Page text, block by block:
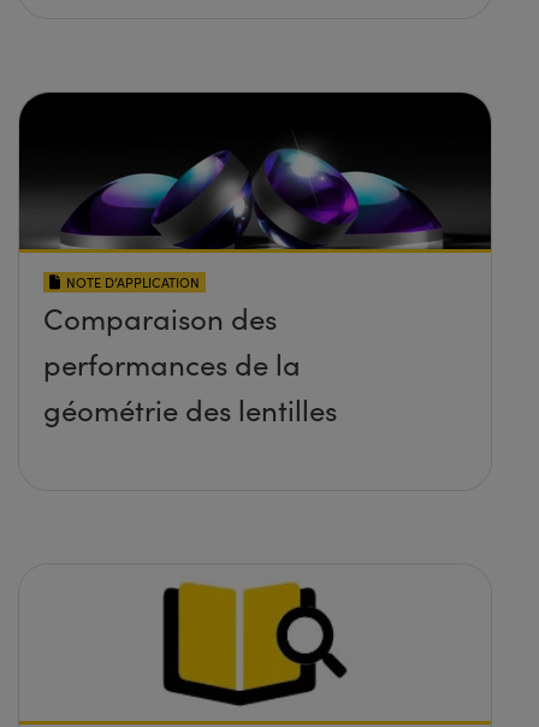
NOTE D’APPLICATION
Comparaison des
performances de la
géométrie des lentilles